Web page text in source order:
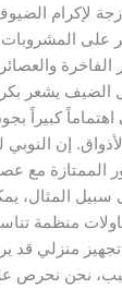
لإكرام
على
الضيف يشعر
كبيراً
إن النوبي
الممتازة مع
المثال،
منظمة تناسب
تجهيز منزلي قد
نحن نحرص